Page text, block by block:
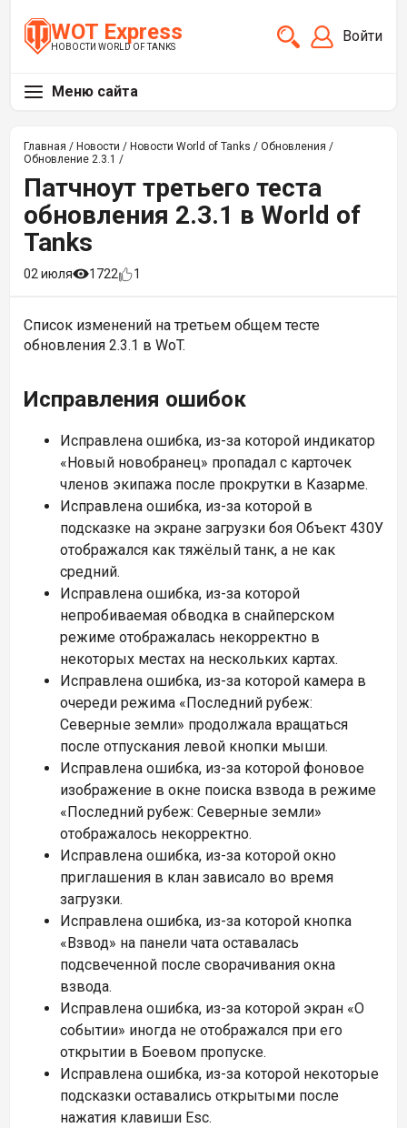
WOT Express
НОВОСТИ WORLD OF TANKS
Войти
Меню сайта
Главная / Новости / Новости World of Tanks / Обновления /
Обновление 2.3.1 /
Патчноут третьего теста
обновления 2.3.1 в World of
Tanks
02 июля 1722 1
Список изменений на третьем общем тесте
обновления 2.3.1 в WoT.
Исправления ошибок
Исправлена ошибка, из-за которой индикатор
«Новый новобранец» пропадал с карточек
членов экипажа после прокрутки в Казарме.
Исправлена ошибка, из-за которой в
подсказке на экране загрузки боя Объект 430У
отображался как тяжёлый танк, а не как
средний.
Исправлена ошибка, из-за которой
непробиваемая обводка в снайперском
режиме отображалась некорректно в
некоторых местах на нескольких картах.
Исправлена ошибка, из-за которой камера в
очереди режима «Последний рубеж:
Северные земли» продолжала вращаться
после отпускания левой кнопки мыши.
Исправлена ошибка, из-за которой фоновое
изображение в окне поиска взвода в режиме
«Последний рубеж: Северные земли»
отображалось некорректно.
Исправлена ошибка, из-за которой окно
приглашения в клан зависало во время
загрузки.
Исправлена ошибка, из-за которой кнопка
«Взвод» на панели чата оставалась
подсвеченной после сворачивания окна
взвода.
Исправлена ошибка, из-за которой экран «О
событии» иногда не отображался при его
открытии в Боевом пропуске.
Исправлена ошибка, из-за которой некоторые
подсказки оставались открытыми после
нажатия клавиши Esc.